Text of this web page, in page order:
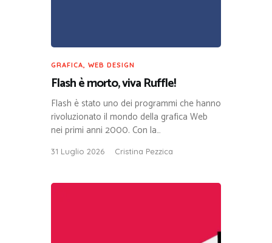
GRAFICA WEB DESIGN
Flash è morto, viva Ruffle!
Flash è stato uno dei programmi che hanno
rivoluzionato il mondo della grafica Web
nei primi anni 2000. Con la…
31 Luglio 2026 Cristina Pezzica